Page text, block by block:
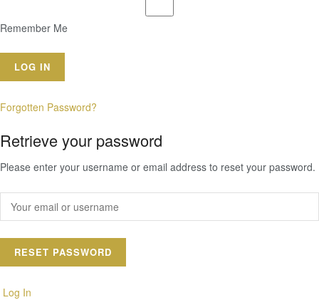
Remember Me
Forgotten Password?
Retrieve your password
Please enter your username or email address to reset your password.
Log In